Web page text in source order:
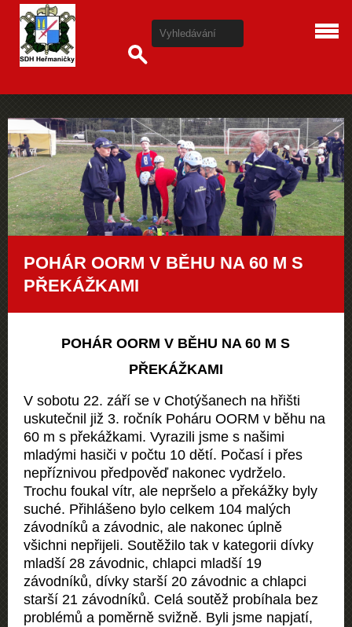
POHÁR OORM V BĚHU NA 60 M S
PŘEKÁŽKAMI
POHÁR OORM V BĚHU NA 60 M S
PŘEKÁŽKAMI
V sobotu 22. září se v Chotýšanech na hřišti
uskutečnil již 3. ročník Poháru OORM v běhu na
60 m s překážkami. Vyrazili jsme s našimi
mladými hasiči v počtu 10 dětí. Počasí i přes
nepříznivou předpověď nakonec vydrželo.
Trochu foukal vítr, ale nepršelo a překážky byly
suché. Přihlášeno bylo celkem 104 malých
závodníků a závodnic, ale nakonec úplně
všichni nepřijeli. Soutěžilo tak v kategorii dívky
mladší 28 závodnic, chlapci mladší 19
závodníků, dívky starší 20 závodnic a chlapci
starší 21 závodníků. Celá soutěž probíhala bez
problémů a poměrně svižně. Byli jsme napjatí,